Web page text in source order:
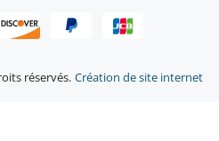
réservés. Création de site internet